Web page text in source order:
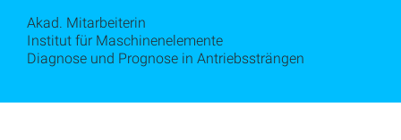
Akad. Mitarbeiterin
Institut für Maschinenelemente
Diagnose und Prognose in Antriebssträngen